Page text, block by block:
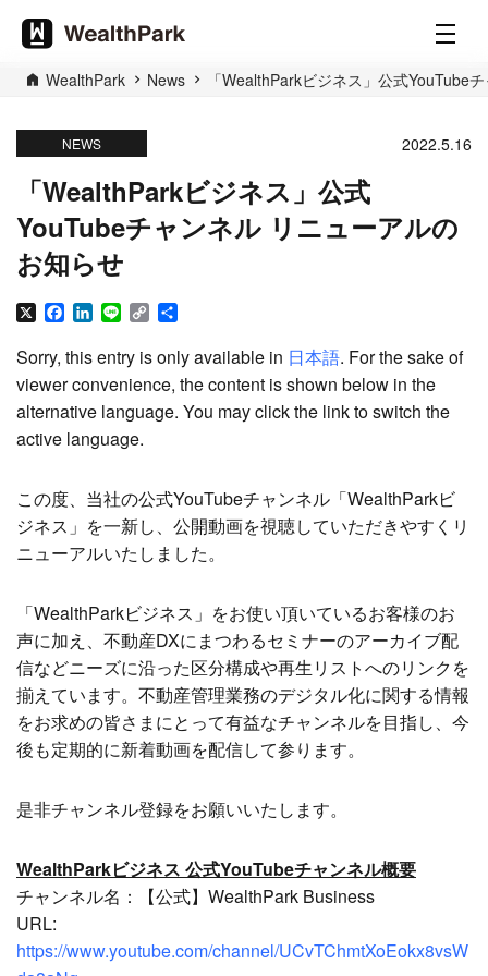
WealthPark News 「WealthParkビジネス」公式YouTube
NEWS 2022.5.16
「WealthParkビジネス」公式
YouTubeチャンネル リニューアルの
お知らせ
X Facebook
LinkedIn
Line Copy
Sorry, this entry is only available in 日本語. For the sake of
viewer convenience, the content is shown below in the
alternative language. You may click the link to switch the
active language.
この度、当社の公式YouTubeチャンネル「WealthParkビ
ジネス」を一新し、公開動画を視聴していただきやすくリ
ニューアルいたしました。
「WealthParkビジネス」をお使い頂いているお客様のお
声に加え、不動産DXにまつわるセミナーのアーカイブ配
信などニーズに沿った区分構成や再生リストへのリンクを
揃えています。不動産管理業務のデジタル化に関する情報
をお求めの皆さまにとって有益なチャンネルを目指し、今
後も定期的に新着動画を配信して参ります。
是非チャンネル登録をお願いいたします。
WealthParkビジネス 公式YouTubeチャンネル概要
チャンネル名：【公式】WealthPark Business
URL:
https://www.youtube.com/channel/UCvTChmtXoEokx8vsW